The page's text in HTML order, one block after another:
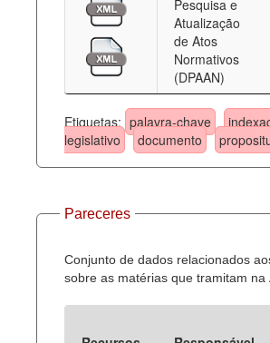
Pesquisa e
Atualização
de Atos
Normativos
(DPAAN)
Etiquetas: palavra-chave
legislativo
documento
Pareceres
Conjunto de dados relacionados
sobre as matérias que tramitam na